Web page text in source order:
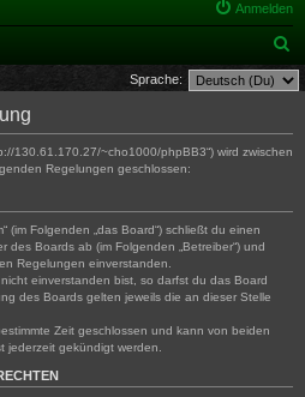
Anmelden
u
Sprache:
130.61.170.27/~cho1000/phpBB3“) wird zwischen
Regelungen geschlossen:
(im Folgenden „das Board“) schließt du einen
des Boards ab (im Folgenden „Betreiber“) und
Regelungen einverstanden.
einverstanden bist, so darfst du das Board
des Boards gelten jeweils die an dieser Stelle
Zeit geschlossen und kann von beiden
jederzeit gekündigt werden.